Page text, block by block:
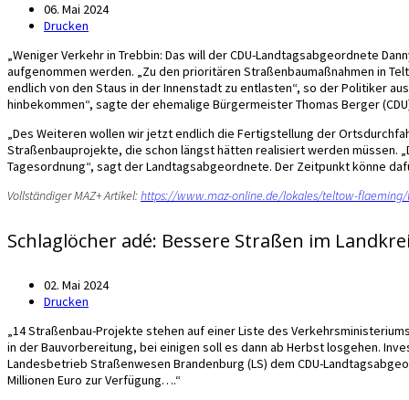
06. Mai 2024
Drucken
„Weniger Verkehr in Trebbin: Das will der CDU-Landtagsabgeordnete
aufgenommen werden. „Zu den prioritären Straßenbaumaßnahmen in
endlich von den Staus in der Innenstadt zu entlasten“, so der Politiker
hinbekommen“, sagte der ehemalige Bürgermeister Thomas Berger
„Des Weiteren wollen wir jetzt endlich die Fertigstellung der
Straßenbauprojekte, die schon längst hätten realisiert werden müssen.
Tagesordnung“, sagt der Landtagsabgeordnete. Der Zeitpunkt könne
Vollständiger MAZ+ Artikel:https://www.maz-online.de/lokales/teltow-flaeming/
Schlaglöcher adé: Bessere Straßen im
02. Mai 2024
Drucken
„14 Straßenbau-Projekte stehen auf einer Liste des
in der Bauvorbereitung, bei einigen soll es dann ab Herbst losgehen.
Landesbetrieb Straßenwesen Brandenburg (LS) dem CDU-
Millionen Euro zur Verfügung….“